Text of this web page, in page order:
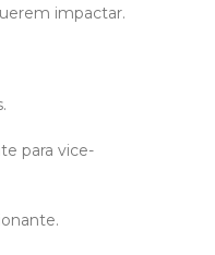
impactar.
para vice-